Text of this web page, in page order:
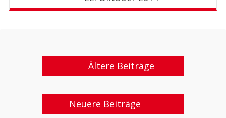
Ältere Beiträge
Neuere Beiträge